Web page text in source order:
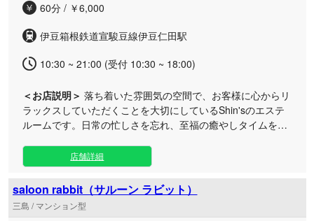
ください。皆様のご来店を心よりお待ちしております。
60分 / ￥6,000
伊豆箱根鉄道宣駿豆線伊豆仁田駅
10:30 ~ 21:00 (受付 10:30 ~ 18:00)
＜お店説明＞ 落ち着いた雰囲気の空間で、お客様に心からリ
ラックスしていただくことを大切にしているShin'sのエステ
ルームです。日常の忙しさを忘れ、至福の癒やしタイムを心
やしたい大人の方や、自分へのご褒美をお求めの方に最適な
サロンです。函南町エリアの落ち着いた環境に位置するルー
ムは、心地よさを追求した静かな空間となっております。 お
客様一人ひとりに寄り添った丁寧な施術で、心身のコリや緊
張を優しく解きほぐします。お出かけの合間のリフレッシュ
店舗詳細
saloon rabbit（サルーン ラビット）
三島 / マンション型